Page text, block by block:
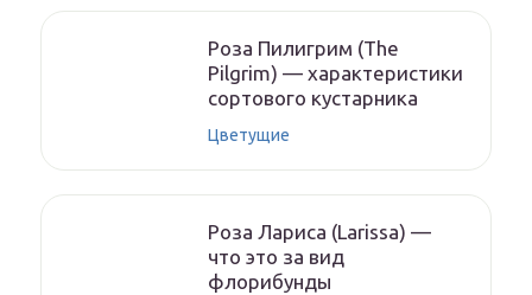
Роза Пилигрим (The
Pilgrim) — характеристики
сортового кустарника
Цветущие
Роза Лариса (Larissa) —
что это за вид
флорибунды